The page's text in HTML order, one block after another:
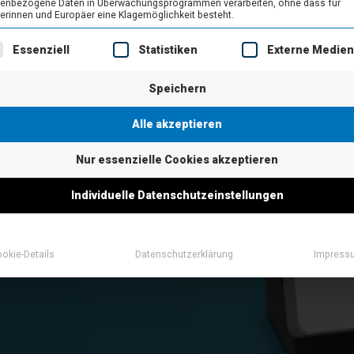
Ticketverwaltung
OLAF
Virtuelle 360° Tour
als Geschäftsmodel
Personal zu
optimales
Daten in Überwachungsprogrammen verarbeiten, ohne dass für
und Europäer eine Klagemöglichkeit besteht.
eine Liste der Service-Gruppen, für die eine Einwilligung
Essenziell Statistiken Externe Medien
Speichern
Alle akzeptieren
Nur essenzielle Cookies akzeptieren
Individuelle Datenschutzeinstellungen
Details Datenschutzerklärung